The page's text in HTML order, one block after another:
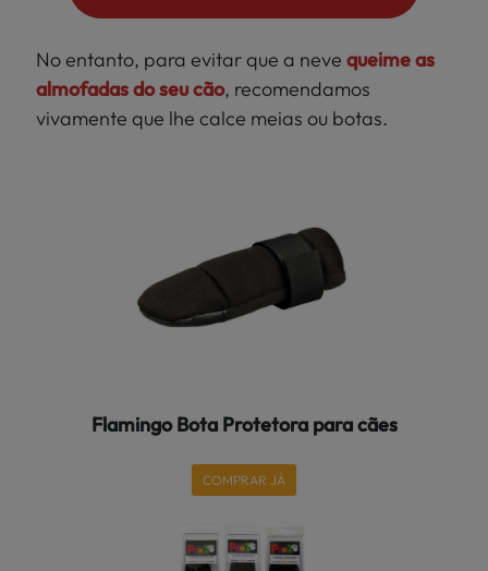
No entanto, para evitar que a neve queime as
almofadas do seu cão, recomendamos
vivamente que lhe calce meias ou botas.
Flamingo Bota Protetora para cães
COMPRAR JÁ